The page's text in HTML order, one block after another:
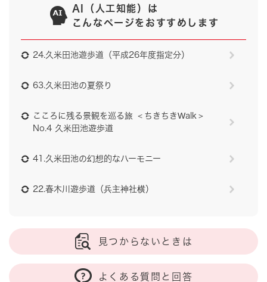
AI（人工知能）は
こんなページをおすすめします
24.久米田池遊歩道（平成26年度指定分）
63.久米田池の夏祭り
こころに残る景観を巡る旅 ＜ちきちきWalk＞
No.4 久米田池遊歩道
41.久米田池の幻想的なハーモニー
22.春木川遊歩道（兵主神社横）
見つからないときは
よくある質問と回答